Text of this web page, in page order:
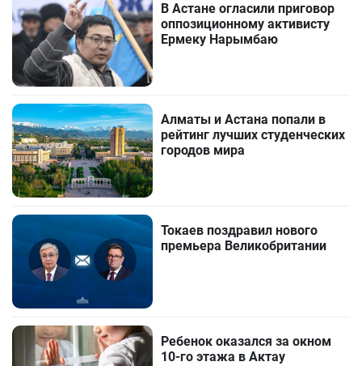
В Астане огласили приговор
оппозиционному активисту
Ермеку Нарымбаю
Алматы и Астана попали в
рейтинг лучших студенческих
городов мира
Токаев поздравил нового
премьера Великобритании
Ребенок оказался за окном
10-го этажа в Актау